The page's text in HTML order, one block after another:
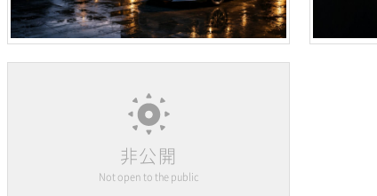
非公開
Not open to the public